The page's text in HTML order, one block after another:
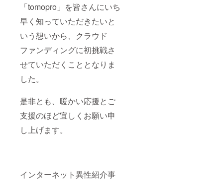
「tomopro」を皆さんにいち
早く知っていただきたいと
いう想いから、クラウド
ファンディングに初挑戦さ
せていただくこととなりま
した。
是非とも、暖かい応援とご
支援のほど宜しくお願い申
し上げます。
インターネット異性紹介事